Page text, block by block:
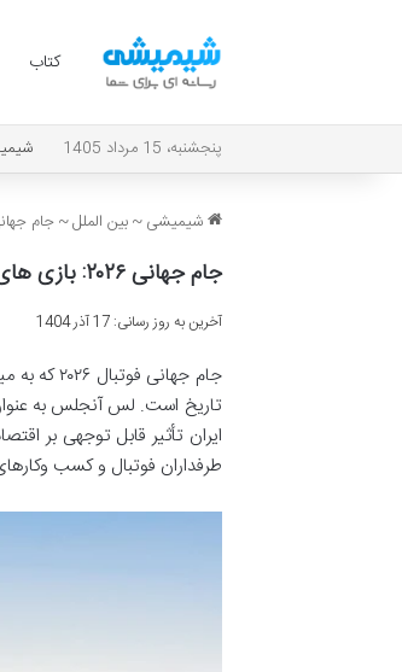
کتاب
پنجشنبه، 15 مرداد 1405
شیمیشی ~ بین الملل~ جام جهانی ۲۰۲۶: بازی های ایران در لس آنجلس و فرصت های
جام جهانی ۲۰۲۶: بازی های ایران در لس آنجلس و فرصت های اقتصادی و گردشگری
آخرین به روز رسانی: 17 آذر 1404
جام
تاریخ است. لس آنجلس به
ایران تأثیر قابل توجهی بر
طرفداران فوتبال و کسب